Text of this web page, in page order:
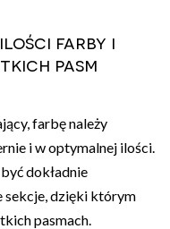
farby i
pasm
farbę należy
i w optymalnej ilości.
dokładnie
sekcje, dzięki którym
pasmach.